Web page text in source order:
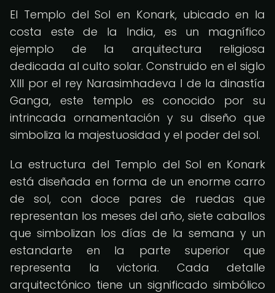
El Templo del Sol en Konark, ubicado en la
costa este de la India, es un magnífico
ejemplo de la arquitectura religiosa
dedicada al culto solar. Construido en el siglo
XIII por el rey Narasimhadeva I de la dinastía
Ganga, este templo es conocido por su
intrincada ornamentación y su diseño que
simboliza la majestuosidad y el poder del sol.
La estructura del Templo del Sol en Konark
está diseñada en forma de un enorme carro
de sol, con doce pares de ruedas que
representan los meses del año, siete caballos
que simbolizan los días de la semana y un
estandarte en la parte superior que
representa la victoria. Cada detalle
arquitectónico tiene un significado simbólico